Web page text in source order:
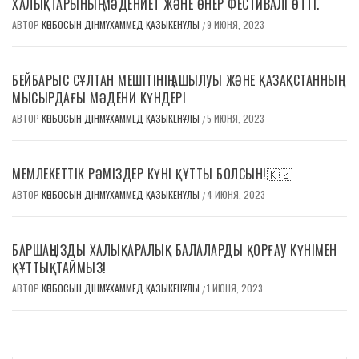
ХАЛЫҚТАРЫНЫҢ МӘДЕНИЕТ ЖӘНЕ ӨНЕР ФЕСТИВАЛІ ӨТТІ.
АВТОР КӨПБОСЫН ДІНМҰХАММЕД ҚАЗЫКЕНҰЛЫ /9 ИЮНЯ, 2023
БЕЙБАРЫС СҰЛТАН МЕШІТІНІҢ АШЫЛУЫ ЖӘНЕ ҚАЗАҚСТАННЫҢ
МЫСЫРДАҒЫ МӘДЕНИ КҮНДЕРІ
АВТОР КӨПБОСЫН ДІНМҰХАММЕД ҚАЗЫКЕНҰЛЫ /5 ИЮНЯ, 2023
МЕМЛЕКЕТТІК РӘМІЗДЕР КҮНІ ҚҰТТЫ БОЛСЫН!🇰🇿
АВТОР КӨПБОСЫН ДІНМҰХАММЕД ҚАЗЫКЕНҰЛЫ /4 ИЮНЯ, 2023
БАРШАҢЫЗДЫ ХАЛЫҚАРАЛЫҚ БАЛАЛАРДЫ ҚОРҒАУ КҮНІМЕН
ҚҰТТЫҚТАЙМЫЗ!
АВТОР КӨПБОСЫН ДІНМҰХАММЕД ҚАЗЫКЕНҰЛЫ /1 ИЮНЯ, 2023